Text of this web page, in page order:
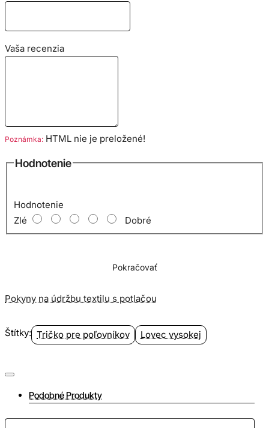
Vaša recenzia
Poznámka: HTML nie je preložené!
Hodnotenie
Hodnotenie
Zlé
Dobré
Pokračovať
Pokyny na údržbu textilu s potlačou
Štítky: Tričko pre poľovníkov Lovec vysokej
Podobné Produkty